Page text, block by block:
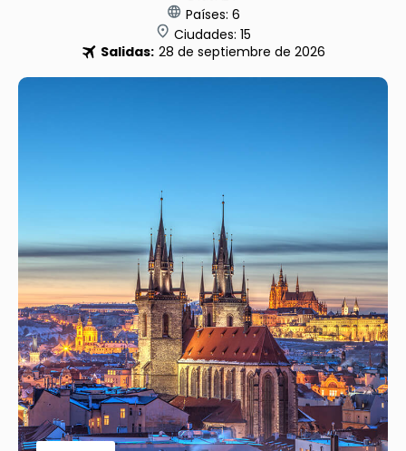
Países: 6
Ciudades: 15
Salidas: 28 de septiembre de 2026